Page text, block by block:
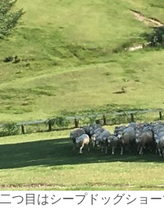
二つ目はシープドッグショ